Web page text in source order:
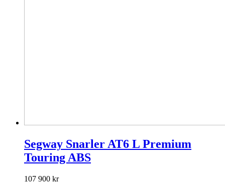
Segway Snarler AT6 L Premium
Touring ABS
107 900 kr